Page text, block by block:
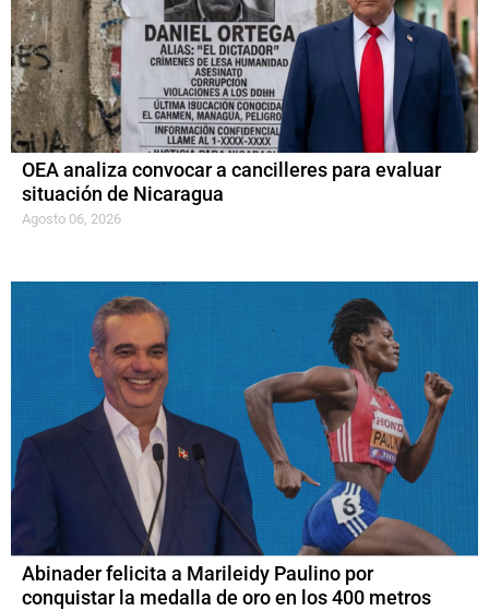
OEA analiza convocar a cancilleres para evaluar
situación de Nicaragua
Agosto 06, 2026
Abinader felicita a Marileidy Paulino por
conquistar la medalla de oro en los 400 metros